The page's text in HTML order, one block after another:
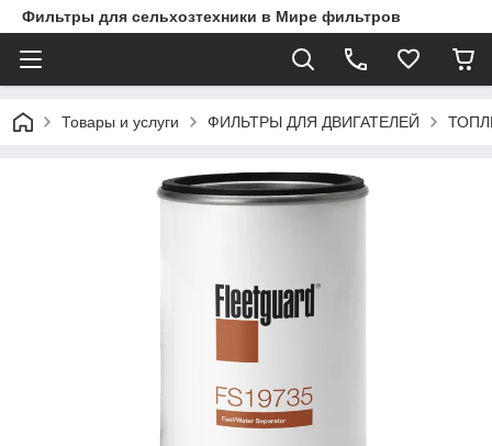
Фильтры для сельхозтехники в Мире фильтров
Товары и услуги ФИЛЬТРЫ ДЛЯ ДВИГАТЕЛЕЙ